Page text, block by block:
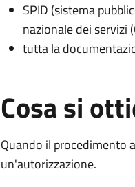
SPID (sistema
nazionale dei servizi
tutta la
Cosa si
Quando il procedimento
un'autorizzazione.